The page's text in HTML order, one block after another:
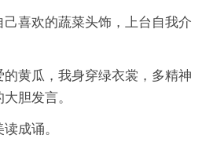
喜欢的蔬菜头饰，上台自我介
黄瓜，我身穿绿衣裳，多精神
胆发言。
成诵。